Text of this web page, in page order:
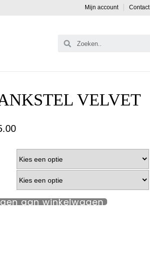
Mijn account Contact
VELVET
aan winkelwagen